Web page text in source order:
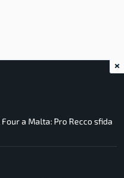
a Malta: Pro Recco sfida
×